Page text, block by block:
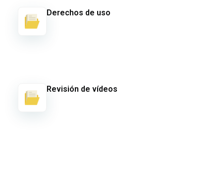
Derechos de uso
Revisión de vídeos